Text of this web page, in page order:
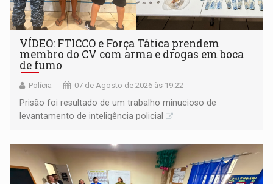
VÍDEO: FTICCO e Força Tática prendem
membro do CV com arma e drogas em boca
de fumo
Polícia 07 de Agosto de 2026 às 19:22
Prisão foi resultado de um trabalho minucioso de
levantamento de inteligência policial